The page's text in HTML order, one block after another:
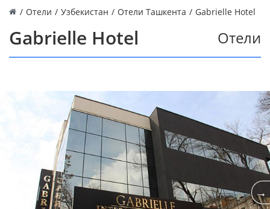
/ Отели / Узбекистан / Отели Ташкента / Gabrielle Hotel
Gabrielle Hotel Отели